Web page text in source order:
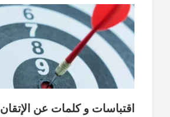
اقتباسات و كلمات عن الإتقان